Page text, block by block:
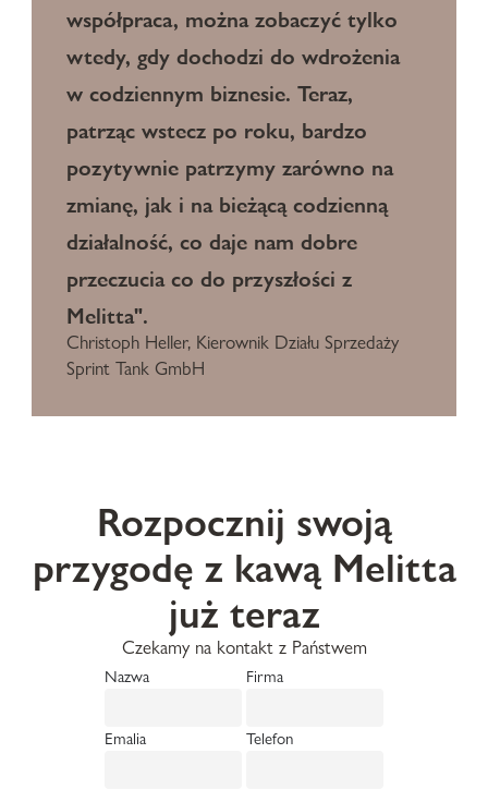
współpraca, można zobaczyć tylko
wtedy, gdy dochodzi do wdrożenia
w codziennym biznesie. Teraz,
patrząc wstecz po roku, bardzo
pozytywnie patrzymy zarówno na
zmianę, jak i na bieżącą codzienną
działalność, co daje nam dobre
przeczucia co do przyszłości z
Melitta".
Christoph Heller, Kierownik Działu Sprzedaży
Sprint Tank GmbH
Rozpocznij swoją
przygodę z kawą Melitta
już teraz
Czekamy na kontakt z Państwem
Nazwa Firma
Emalia Telefon